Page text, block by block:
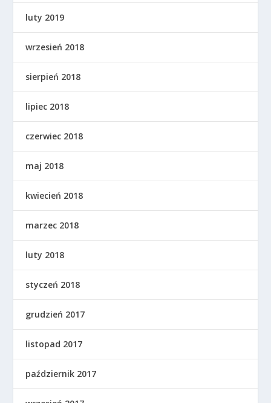
luty 2019
wrzesień 2018
sierpień 2018
lipiec 2018
czerwiec 2018
maj 2018
kwiecień 2018
marzec 2018
luty 2018
styczeń 2018
grudzień 2017
listopad 2017
październik 2017